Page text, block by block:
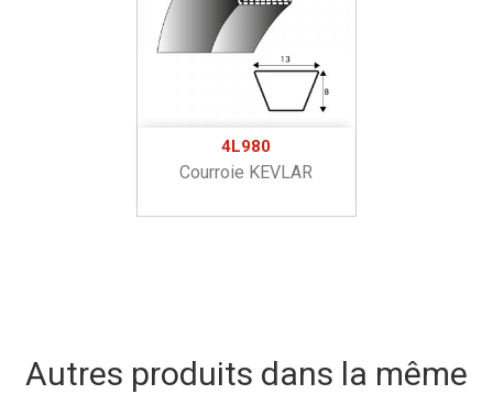
4L980
Courroie KEVLAR
Autres produits dans la même